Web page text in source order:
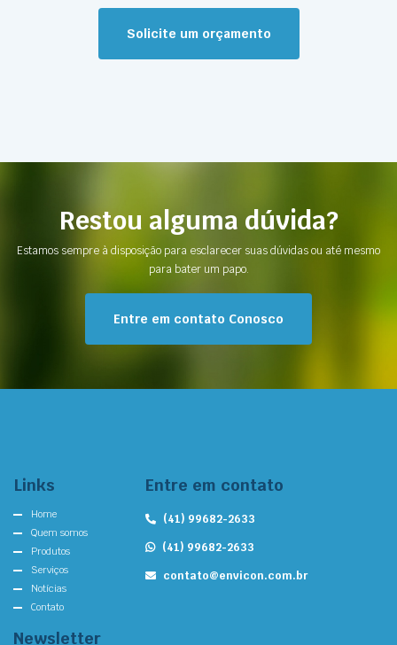
Solicite um orçamento
Restou alguma dúvida?
Estamos sempre à disposição para esclarecer suas dúvidas ou até mesmo
para bater um papo.
Entre em contato Conosco
Links
Home
Quem somos
Produtos
Serviços
Notícias
Contato
Entre em contato
(41) 99682-2633
(41) 99682-2633
contato@envicon.com.br
Newsletter